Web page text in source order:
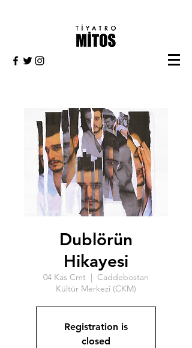
Dublörün
Hikayesi
04 Kas Cmt
  |
Caddebostan
Kültür Merkezi (CKM)
Registration is
closed